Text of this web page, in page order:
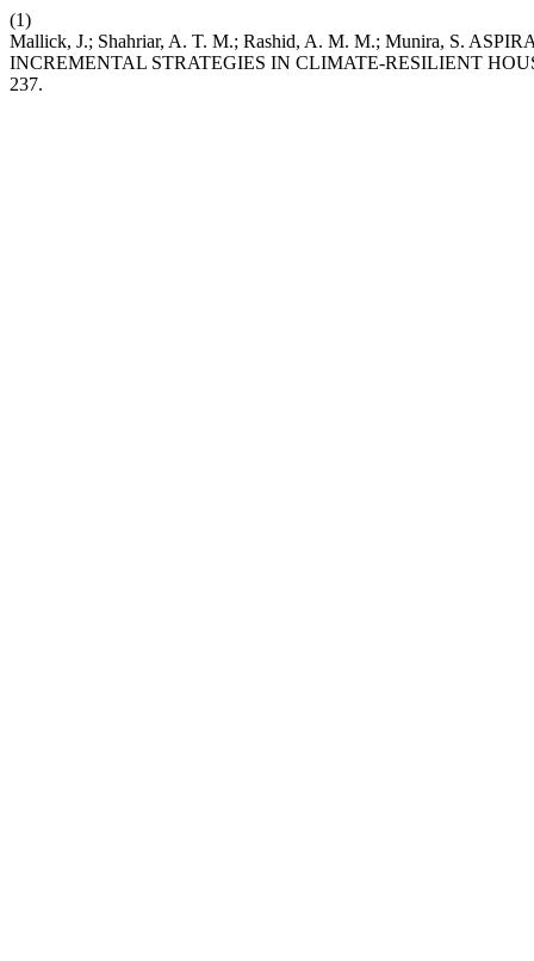
(1)
Mallick, J.; Shahriar, A. T. M.; Rashid, A. M. M.; Munira, S.
INCREMENTAL STRATEGIES IN CLIMATE-RESILIENT
237.